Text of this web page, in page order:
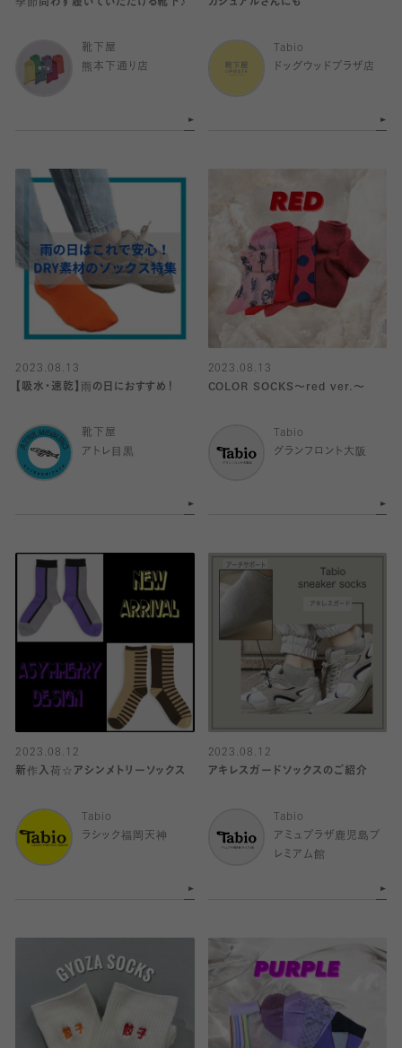
季節問わず履いていただける靴下♪
靴下屋
熊本下通り店
カジュアルさんにも
Tabio
ドッグウッドプラザ店
2023.08.13
【吸水・速乾】雨の日におすすめ！
靴下屋
アトレ目黒
2023.08.13
COLOR SOCKS〜red ver.〜
Tabio
グランフロント大阪
2023.08.12
新作入荷☆アシンメトリーソックス
Tabio
ラシック福岡天神
2023.08.12
アキレスガードソックスのご紹介
Tabio
アミュプラザ鹿児島プ
レミアム館